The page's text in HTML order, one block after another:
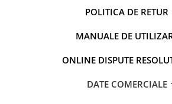
POLITICA DE RETUR
MANUALE DE
ONLINE DISPUTE
DATE COMERCIALE